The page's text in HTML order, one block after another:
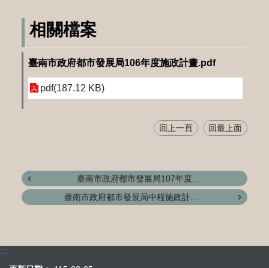
相關檔案
臺南市政府都市發展局106年度施政計畫.pdf
pdf(187.12 KB)
回上一頁 回最上面
臺南市政府都市發展局107年度...
臺南市政府都市發展局中程施政計...
:::